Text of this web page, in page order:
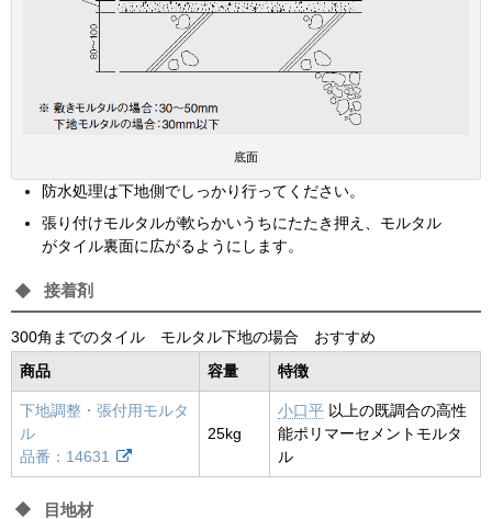
底面
防水処理は下地側でしっかり行ってください。
張り付けモルタルが軟らかいうちにたたき押え、モルタル
がタイル裏面に広がるようにします。
接着剤
300角までのタイル モルタル下地の場合 おすすめ
商品 容量 特徴
下地調整・張付用モルタ
ル
品番：14631
25kg
小口平 以上の既調合の高性
能ポリマーセメントモルタ
ル
目地材